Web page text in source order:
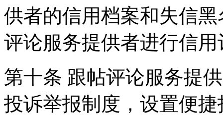
供者的信用档案和失信
评论服务提供者进行信用
第十条 跟帖评论服务提
投诉举报制度，设置便